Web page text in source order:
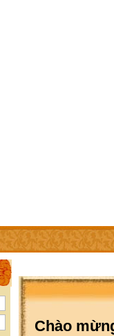
TRỢ GIÚP WEBSITE
Chào